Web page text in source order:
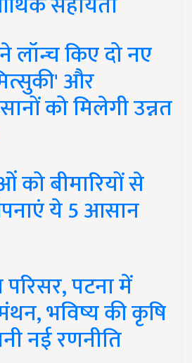
किए दो नए
और
को मिलेगी उन्नत
बीमारियों से
ये 5 आसान
पटना में
भविष्य की कृषि
नई रणनीति